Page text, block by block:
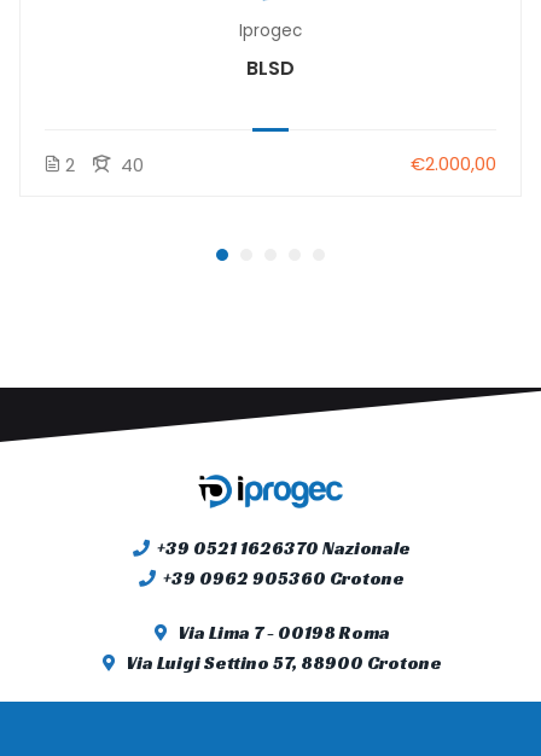
Iprogec
BLSD
2 40 €2.000,00
+39 0521 1626370 Nazionale
+39 0962 905360 Crotone
Via Lima 7 - 00198 Roma
Via Luigi Settino 57, 88900 Crotone